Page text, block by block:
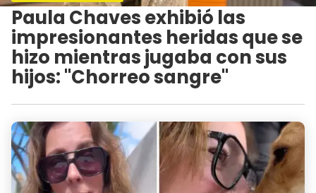
Paula Chaves exhibió las
impresionantes heridas que se
hizo mientras jugaba con sus
hijos: "Chorreo sangre"